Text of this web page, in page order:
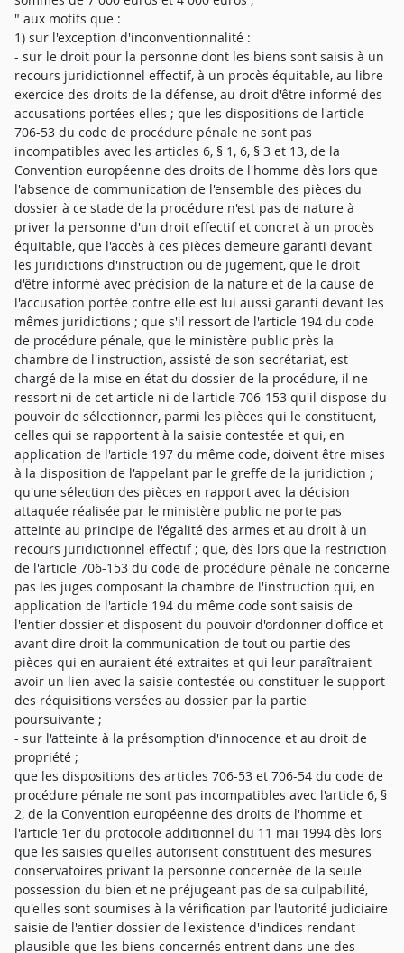
" aux motifs que :
1) sur l'exception d'inconventionnalité :
- sur le droit pour la personne dont les biens sont saisis à un
recours juridictionnel effectif, à un procès équitable, au libre
exercice des droits de la défense, au droit d'être informé des
accusations portées elles ; que les dispositions de l'article
706-53 du code de procédure pénale ne sont pas
incompatibles avec les articles 6, § 1, 6, § 3 et 13, de la
Convention européenne des droits de l'homme dès lors que
l'absence de communication de l'ensemble des pièces du
dossier à ce stade de la procédure n'est pas de nature à
priver la personne d'un droit effectif et concret à un procès
équitable, que l'accès à ces pièces demeure garanti devant
les juridictions d'instruction ou de jugement, que le droit
d'être informé avec précision de la nature et de la cause de
l'accusation portée contre elle est lui aussi garanti devant les
mêmes juridictions ; que s'il ressort de l'article 194 du code
de procédure pénale, que le ministère public près la
chambre de l'instruction, assisté de son secrétariat, est
chargé de la mise en état du dossier de la procédure, il ne
ressort ni de cet article ni de l'article 706-153 qu'il dispose du
pouvoir de sélectionner, parmi les pièces qui le constituent,
celles qui se rapportent à la saisie contestée et qui, en
application de l'article 197 du même code, doivent être mises
à la disposition de l'appelant par le greffe de la juridiction ;
qu'une sélection des pièces en rapport avec la décision
attaquée réalisée par le ministère public ne porte pas
atteinte au principe de l'égalité des armes et au droit à un
recours juridictionnel effectif ; que, dès lors que la restriction
de l'article 706-153 du code de procédure pénale ne concerne
pas les juges composant la chambre de l'instruction qui, en
application de l'article 194 du même code sont saisis de
l'entier dossier et disposent du pouvoir d'ordonner d'office et
avant dire droit la communication de tout ou partie des
pièces qui en auraient été extraites et qui leur paraîtraient
avoir un lien avec la saisie contestée ou constituer le support
des réquisitions versées au dossier par la partie
poursuivante ;
- sur l'atteinte à la présomption d'innocence et au droit de
propriété ;
que les dispositions des articles 706-53 et 706-54 du code de
procédure pénale ne sont pas incompatibles avec l'article 6, §
2, de la Convention européenne des droits de l'homme et
l'article 1er du protocole additionnel du 11 mai 1994 dès lors
que les saisies qu'elles autorisent constituent des mesures
conservatoires privant la personne concernée de la seule
possession du bien et ne préjugeant pas de sa culpabilité,
qu'elles sont soumises à la vérification par l'autorité judiciaire
saisie de l'entier dossier de l'existence d'indices rendant
plausible que les biens concernés entrent dans une des